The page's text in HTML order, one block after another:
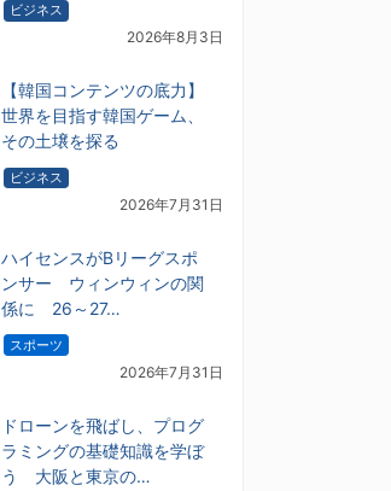
ビジネス
2026年8月3日
【韓国コンテンツの底力】
世界を目指す韓国ゲーム、
その土壌を探る
ビジネス
2026年7月31日
ハイセンスがBリーグスポ
ンサー ウィンウィンの関
係に 26～27…
スポーツ
2026年7月31日
ドローンを飛ばし、プログ
ラミングの基礎知識を学ぼ
う 大阪と東京の…